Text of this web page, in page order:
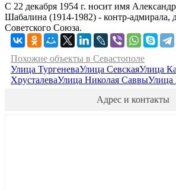
С 22 декабря 1954 г. носит имя
Шабалина (1914-1982) - контр-адмирала,
Советского Союза.
Похожие объекты в Севастополе
Улица ТургеневаУлица СевскаяУлица
ХрусталеваУлица Николая СаввыУлица
Адрес и контакты